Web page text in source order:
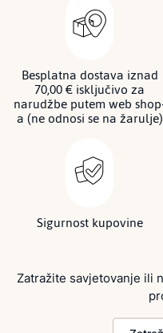
Besplatna dostava iznad
70,00 € isključivo za
narudžbe putem web
a (ne odnosi se na žarulje)
Sigurnost kupovine
Zatražite savjetovanje ili